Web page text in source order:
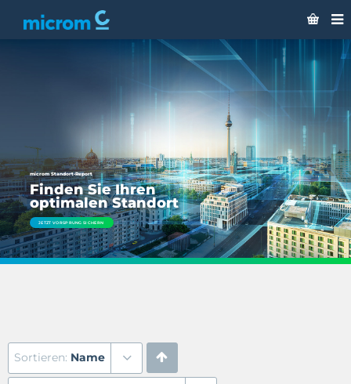
Finden Sie Ihren
optimalen Standort
microm Standort-Report
JETZT VORSPRUNG SICHERN
Sortieren: Name